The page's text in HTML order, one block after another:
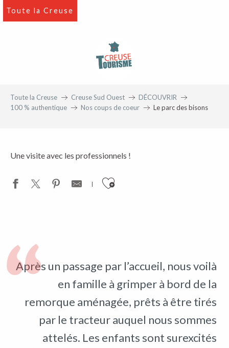
Aller
Toute la Creuse
Toute la Creuse Creuse Sud Ouest
DÉCOUVRIR
100 % authentique
Nos coups de coeur Le parc des bisons
Une visite avec les professionnels !
Ajouter aux favoris
Après un passage par l’accueil, nous voilà
en famille à grimper à bord de la
remorque aménagée, prêts à être tirés
par le tracteur auquel nous sommes
attelés. Les enfants sont surexcités